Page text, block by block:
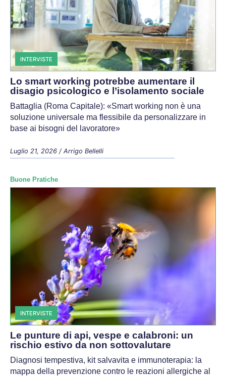
INTERVISTE
Lo smart working potrebbe aumentare il
disagio psicologico e l’isolamento sociale
Battaglia (Roma Capitale): «Smart working non è una
soluzione universale ma flessibile da personalizzare in
base ai bisogni del lavoratore»
Luglio 21, 2026 / Arrigo Bellelli
Buone Pratiche
INTERVISTE
Le punture di api, vespe e calabroni: un
rischio estivo da non sottovalutare
Diagnosi tempestiva, kit salvavita e immunoterapia: la
mappa della prevenzione contro le reazioni allergiche al